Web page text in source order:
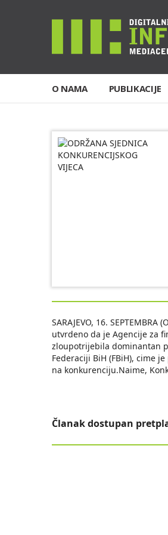
O NAMA PUBLIKACIJE
SARAJEVO, 16.
utvrdeno da je Agencije za
zloupotrijebila dominantan
Federaciji BiH (FBiH), cime
na konkurenciju.Naime,
Članak dostupan